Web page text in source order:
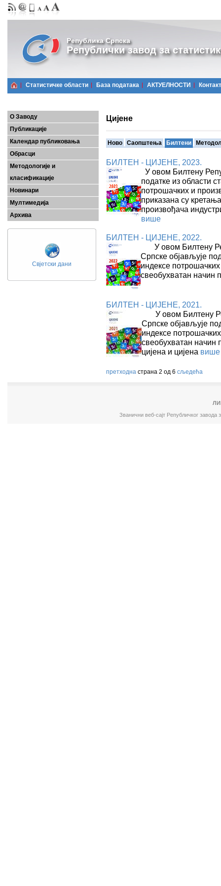
Република Српска
Републички завод за
Статистичке области Базa података АКТУЕЛНОСТИ Контакт
О Заводу
Публикације
Календар публиковања
Обрасци
Методологије и
класификације
Новинари
Мултимедија
Архива
Свјетски дани
Цијене
Ново Саопштења Билтени
БИЛТЕН - ЦИЈЕНЕ, 2023.
У овом Билтену
податке из области
потрошачких и
приказана су
произвођача
више
БИЛТЕН - ЦИЈЕНЕ, 2022.
У овом Билтену
Српске објављује
индексе
свеобухватан начин
БИЛТЕН - ЦИЈЕНЕ, 2021.
У овом Билтену
Српске објављује
индексе
свеобухватан начин
цијена и цијена више
претходна страна 2 од 6 сљедећа
Званични веб-сајт Републичког